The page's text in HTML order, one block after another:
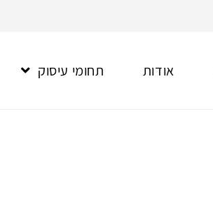
אודות תחומי עיסוק